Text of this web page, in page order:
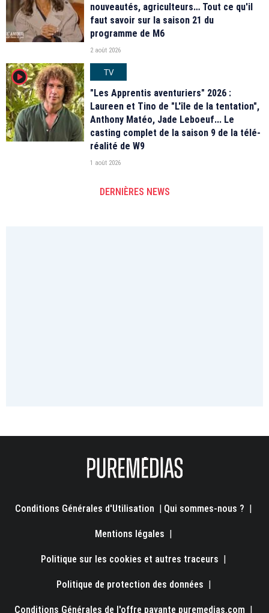
nouveautés, agriculteurs… Tout ce qu'il
faut savoir sur la saison 21 du
programme de M6
2 août 2026
player2
TV
"Les Apprentis aventuriers" 2026 :
Laureen et Tino de "L'île de la tentation",
Anthony Matéo, Jade Leboeuf... Le
casting complet de la saison 9 de la télé-
réalité de W9
1 août 2026
DERNIÈRES NEWS
Conditions Générales d'Utilisation | Qui sommes-nous ? |
Mentions légales |
Politique sur les cookies et autres traceurs |
Politique de protection des données |
Conditions Générales de l'offre payante puremedias.com |